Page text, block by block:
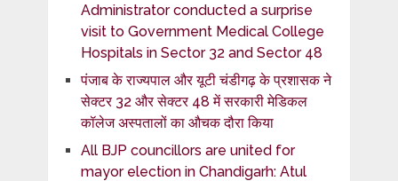
Administrator conducted a surprise
visit to Government Medical College
Hospitals in Sector 32 and Sector 48
पंजाब के राज्यपाल और यूटी चंडीगढ़ के प्रशासक ने
सेक्टर 32 और सेक्टर 48 में सरकारी मेडिकल
कॉलेज अस्पतालों का औचक दौरा किया
All BJP councillors are united for
mayor election in Chandigarh: Atul